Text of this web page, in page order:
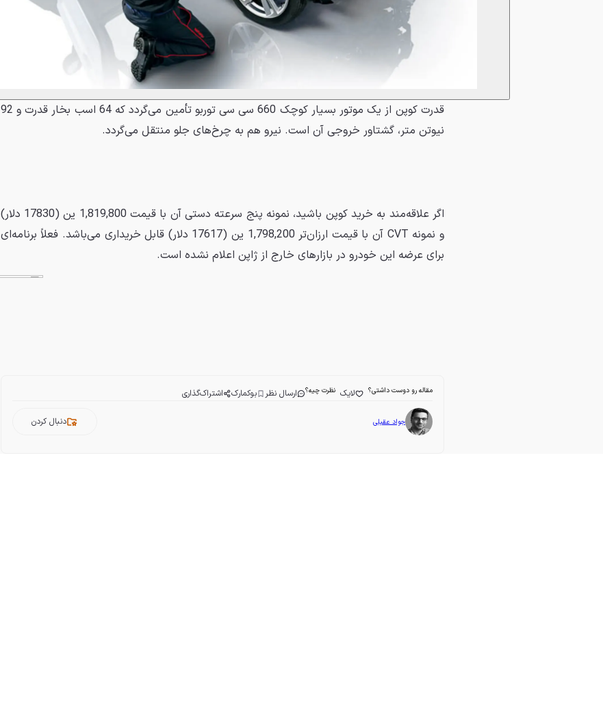
قدرت کوپن از یک موتور بسیار کوچک 660 سی سی توربو تأمین می‌گردد که 64 اسب بخار قدرت و 92
نیوتن متر، گشتاور خروجی آن است. نیرو هم به چرخ‌های جلو منتقل می‌گردد.
اگر علاقه‌مند به خرید کوپن باشید، نمونه پنج سرعته دستی آن با قیمت 1,819,800 ین (17830 دلار)
و نمونه CVT آن با قیمت ارزان‌تر 1,798,200 ین (17617 دلار) قابل خریداری می‌باشد. فعلاً برنامه‌ای
برای عرضه این خودرو در بازارهای خارج از ژاپن اعلام نشده است.
مقاله رو دوست داشتی؟ لایک نظرت چیه؟ ارسال نظر بوکمارک اشتراک‌گذاری
جواد عقیلی دنبال کردن